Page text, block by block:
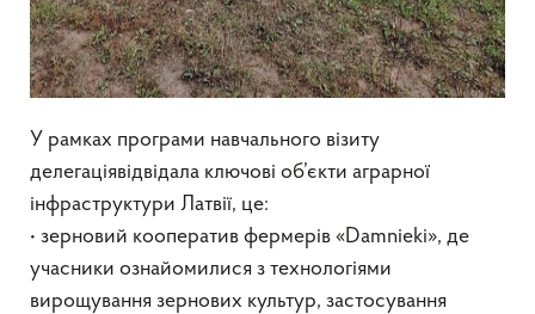
У рамках програми навчального візиту
делегаціявідвідала ключові об’єкти аграрної
інфраструктури Латвії, це:
• зерновий кооператив фермерів «Damnieki», де
учасники ознайомилися з технологіями
вирощування зернових культур, застосування